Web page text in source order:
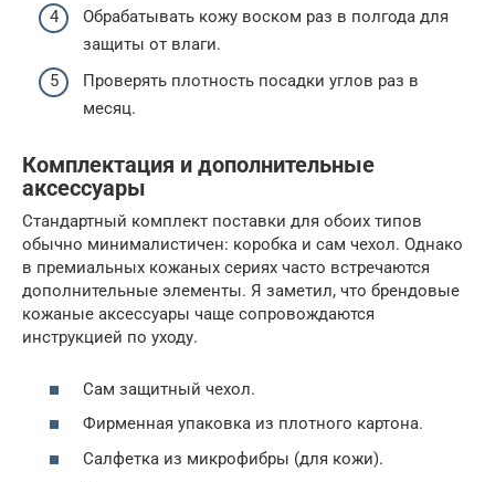
Обрабатывать кожу воском раз в полгода для
защиты от влаги.
Проверять плотность посадки углов раз в
месяц.
Комплектация и дополнительные
аксессуары
Стандартный комплект поставки для обоих типов
обычно минималистичен: коробка и сам чехол. Однако
в премиальных кожаных сериях часто встречаются
дополнительные элементы. Я заметил, что брендовые
кожаные аксессуары чаще сопровождаются
инструкцией по уходу.
Сам защитный чехол.
Фирменная упаковка из плотного картона.
Салфетка из микрофибры (для кожи).